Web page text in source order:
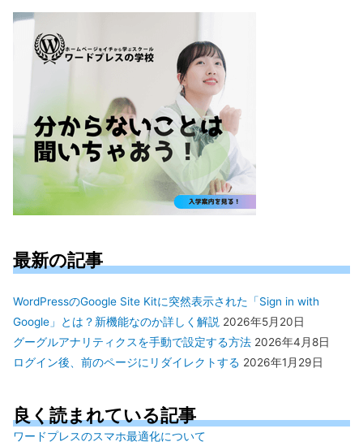
象:
最新の記事
WordPressのGoogle Site Kitに突然表示された「Sign in with
Google」とは？新機能なのか詳しく解説 2026年5月20日
グーグルアナリティクスを手動で設定する方法 2026年4月8日
ログイン後、前のページにリダイレクトする 2026年1月29日
良く読まれている記事
ワードプレスのスマホ最適化について